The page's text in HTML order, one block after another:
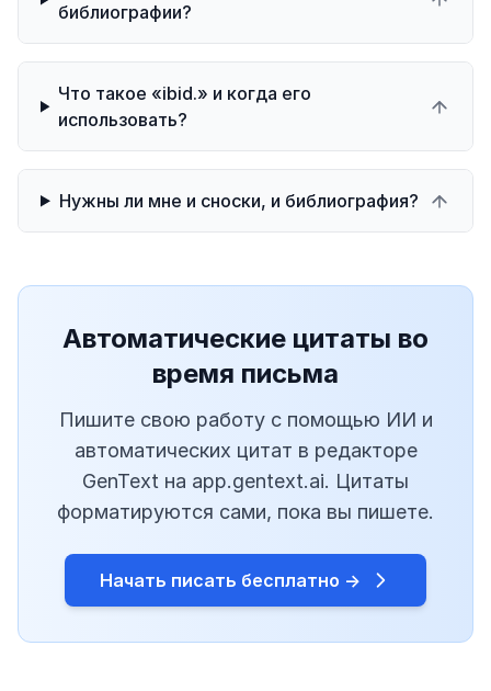
библиографии?
Что такое «ibid.» и когда его
использовать?
Нужны ли мне и сноски, и библиография?
Автоматические цитаты во
время письма
Пишите свою работу с помощью ИИ и
автоматических цитат в редакторе
GenText на app.gentext.ai. Цитаты
форматируются сами, пока вы пишете.
Начать писать бесплатно →